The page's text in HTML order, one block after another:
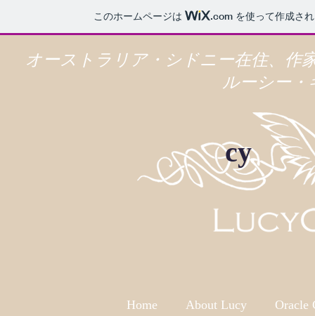
このホームページは .com を使って作成さ
オーストラリア・シドニー在住、作
ルーシー
cy
Home About Lucy Oracle